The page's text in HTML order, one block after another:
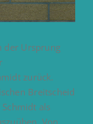
der Ursprung
zurück.
Breitscheid
als
Von